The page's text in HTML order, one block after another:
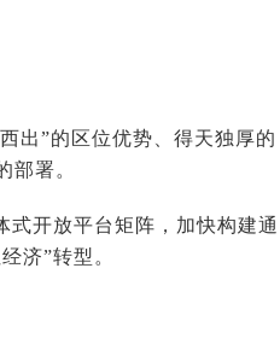
出”的区位优势、得天独厚的
部署。
式开放平台矩阵，加快构建通
济”转型。